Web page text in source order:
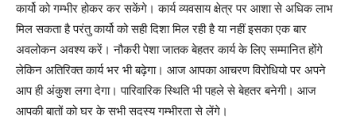
कार्यो को गम्भीर होकर कर सकेंगे। कार्य व्यवसाय क्षेत्र पर आशा से अधिक लाभ
मिल सकता है परंतु कार्यो को सही दिशा मिल रही है या नहीं इसका एक बार
अवलोकन अवश्य करें। नौकरी पेशा जातक बेहतर कार्य के लिए सम्मानित होंगे
लेकिन अतिरिक्त कार्य भर भी बढ़ेगा। आज आपका आचरण विरोधियो पर अपने
आप ही अंकुश लगा देगा। पारिवारिक स्थिति भी पहले से बेहतर बनेगी। आज
आपकी बातों को घर के सभी सदस्य गम्भीरता से लेंगे।